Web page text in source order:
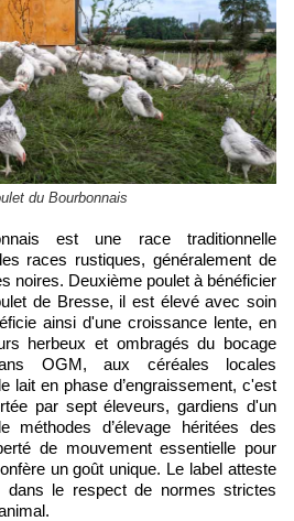
du Bourbonnais
races rustiques, généralement de
noires. Deuxième poulet à bénéficier
de Bresse, il est élevé avec soin
ainsi d'une croissance lente, en
herbeux et ombragés du bocage
OGM, aux céréales locales
lait en phase d’engraissement, c'est
par sept éleveurs, gardiens d'un
méthodes d’élevage héritées des
de mouvement essentielle pour
un goût unique. Le label atteste
dans le respect de normes strictes